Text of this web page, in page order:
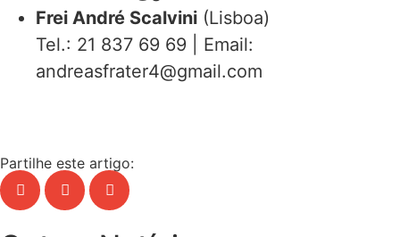
Frei André Scalvini (Lisboa)
Tel.: 21 837 69 69 | Email:
andreasfrater4@gmail.com
Partilhe este artigo: